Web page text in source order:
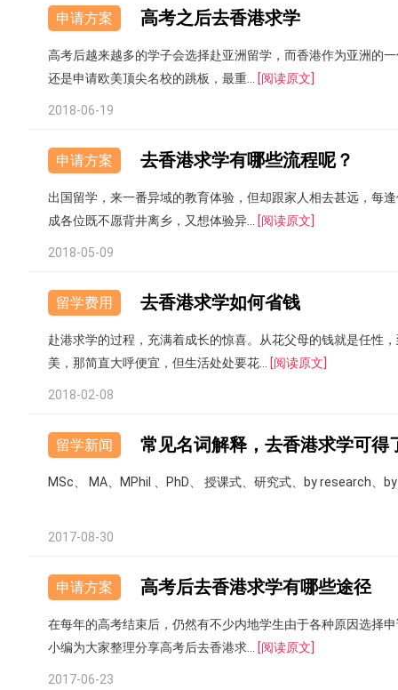
申请方案 高考之后去香港求学
高考后越来越多的学子会选择赴亚洲留学，而香港作为亚洲的
还是申请欧美顶尖名校的跳板，最重...
[阅读原文]
2018-06-19
申请方案 去香港求学有哪些流程呢？
出国留学，来一番异域的教育体验，但却跟家人相去甚远，每
成各位既不愿背井离乡，又想体验异...
[阅读原文]
2018-05-09
留学费用 去香港求学如何省钱
赴港求学的过程，充满着成长的惊喜。从花父母的钱就是任性
美，那简直大呼便宜，但生活处处要花...
[阅读原文]
2018-02-08
留学新闻 常见名词解释，去香港求学可得
MSc、 MA、MPhil 、PhD、 授课式、研究式、by research
2017-08-30
申请方案 高考后去香港求学有哪些途径
在每年的高考结束后，仍然有不少内地学生由于各种原因选择
小编为大家整理分享高考后去香港求...
[阅读原文]
2017-06-23